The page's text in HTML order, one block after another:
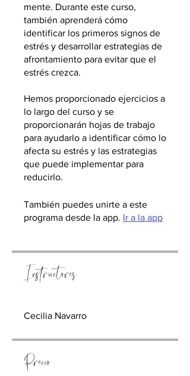
mente. Durante este curso,
también aprenderá cómo
identificar los primeros signos de
estrés y desarrollar estrategias de
afrontamiento para evitar que el
estrés crezca.
Hemos proporcionado ejercicios a
lo largo del curso y se
proporcionarán hojas de trabajo
para ayudarlo a identificar cómo lo
afecta su estrés y las estrategias
que puede implementar para
reducirlo.
También puedes unirte a este
programa desde la app. Ir a la app
Instructores
Cecilia Navarro
Precio